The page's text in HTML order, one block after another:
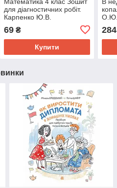
для діагностичних робіт.
Карпенко Ю.В.
69₴
Купити
284